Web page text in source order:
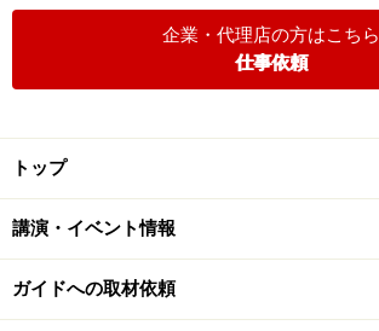
企業・代理店の方はこちら
仕事依頼
トップ
講演・イベント情報
ガイドへの取材依頼